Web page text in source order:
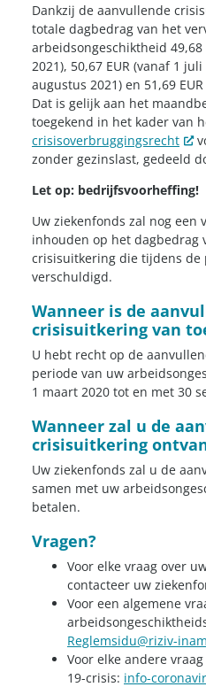
Dankzij de aanvullende
totale dagbedrag van het
arbeidsongeschiktheid
2021), 50,67 EUR (vanaf 1
augustus 2021) en 51,69
Dat is gelijk aan het
toegekend in het kader van
crisisoverbruggingsrecht
zonder gezinslast, gedeeld
Let op: bedrijfsvoorheffing!
Uw ziekenfonds zal nog een
inhouden op het dagbedrag
crisisuitkering die tijdens de
verschuldigd.
Wanneer is de
crisisuitkering van
U hebt recht op de
periode van uw
1 maart 2020 tot en met 30
Wanneer zal u de
crisisuitkering
Uw ziekenfonds zal u de
samen met uw
betalen.
Vragen?
Voor elke vraag over
contacteer uw
Voor een algemene
Reglemsidu@riziv-
Voor elke andere
19-crisis: info-